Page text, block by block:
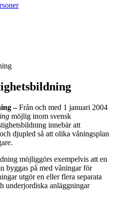
–Från och med 1 januari 2004
möjlig inom svensk
innebär att
djupled så att olika våningsplan
möjliggörs exempelvis att en
byggas på med våningar för
utgör en eller flera separata
underjordiska anläggningar